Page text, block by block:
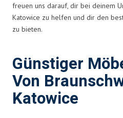
freuen uns darauf, dir bei deinem
Katowice zu helfen und dir den
zu bieten.
Günstiger
Von
Katowice